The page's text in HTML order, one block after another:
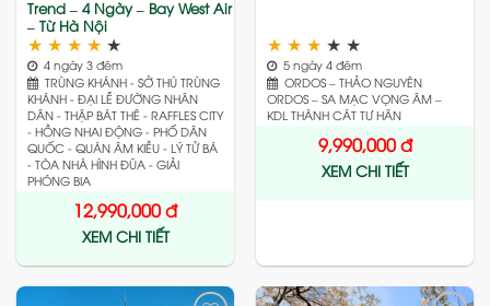
Trend – 4 Ngày – Bay West Air
– Từ Hà Nội
★ ★ ★ ★ ★
4 ngày 3 đêm
TRÙNG KHÁNH - SỞ THÚ TRÙNG
KHÁNH - ĐẠI LỄ ĐƯỜNG NHÂN
DÂN - THẬP BÁT THÊ - RAFFLES CITY
- HỒNG NHAI ĐỘNG - PHỐ DÂN
QUỐC - QUÁN ÂM KIỀU - LÝ TỬ BÁ
- TÒA NHÀ HÌNH ĐŨA - GIẢI
PHÓNG BIA
12,990,000đ
XEM CHI TIẾT
★ ★ ★ ★ ★
5 ngày 4 đêm
ORDOS – THẢO NGUYÊN
ORDOS – SA MẠC VỌNG ÂM –
KDL THÀNH CÁT TƯ HÃN
9,990,000đ
XEM CHI TIẾT